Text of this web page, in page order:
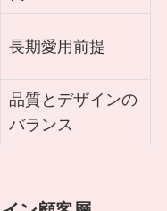
長期愛用前提
品質とデザインの
バランス